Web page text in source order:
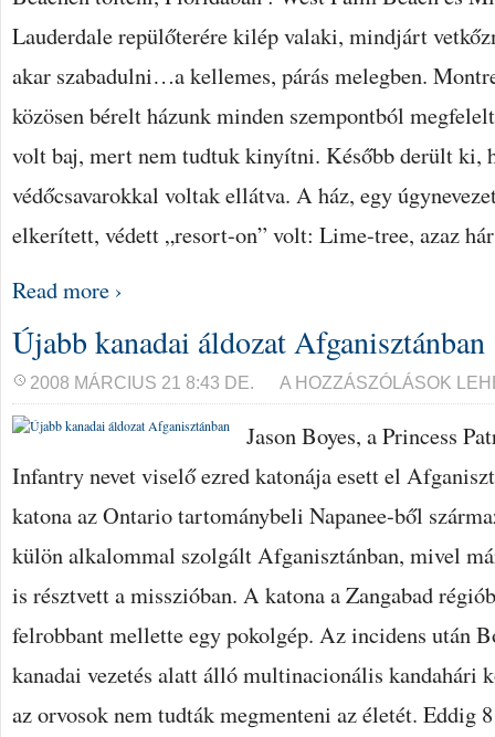
Lauderdale repülőterére kilép valaki, mindjárt
akar szabadulni…a kellemes, párás melegben.
közösen bérelt házunk minden szempontból
volt baj, mert nem tudtuk kinyítni. Később derült ki,
védőcsavarokkal voltak ellátva. A ház, egy
elkerített, védett „resort-on” volt: Lime-tree, azaz
Read more ›
Újabb kanadai áldozat Afganisztánban
2008 MÁRCIUS 21 8:43 DE.
ÚJABB
AFGANISZTÁNBAN
BEJEGYZÉSHEZ
A HOZZÁSZÓLÁSOK
Jason Boyes, a Princess
Infantry nevet viselő ezred katonája esett el
katona az Ontario tartománybeli Napanee-ből
külön alkalommal szolgált Afganisztánban, mivel
is résztvett a misszióban. A katona a Zangabad
felrobbant mellette egy pokolgép. Az incidens után
kanadai vezetés alatt álló multinacionális kandahári
az orvosok nem tudták megmenteni az életét. Eddig